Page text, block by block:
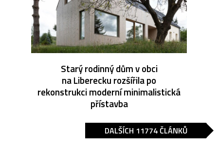
Starý rodinný dům v obci
na Liberecku rozšířila po
rekonstrukci moderní minimalistická
přístavba
DALŠÍCH 11774 ČLÁNKŮ